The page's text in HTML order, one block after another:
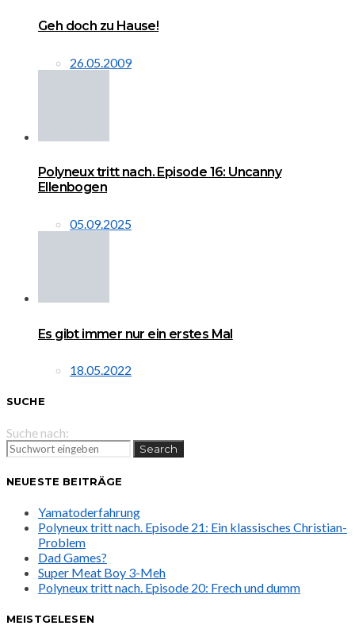
Geh doch zu Hause!
26.05.2009
Polyneux tritt nach. Episode 16: Uncanny
Ellenbogen
05.09.2025
Es gibt immer nur ein erstes Mal
18.05.2022
SUCHE
Suche nach:
Search
NEUESTE BEITRÄGE
Yamatoderfahrung
Polyneux tritt nach. Episode 21: Ein klassisches Christian-
Problem
Dad Games?
Super Meat Boy 3-Meh
Polyneux tritt nach. Episode 20: Frech und dumm
MEISTGELESEN